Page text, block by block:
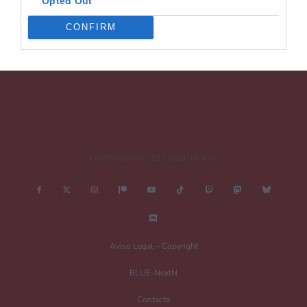
CONFIRM
Aviso Legal – Copyright
BLUE-NextN
Contacta